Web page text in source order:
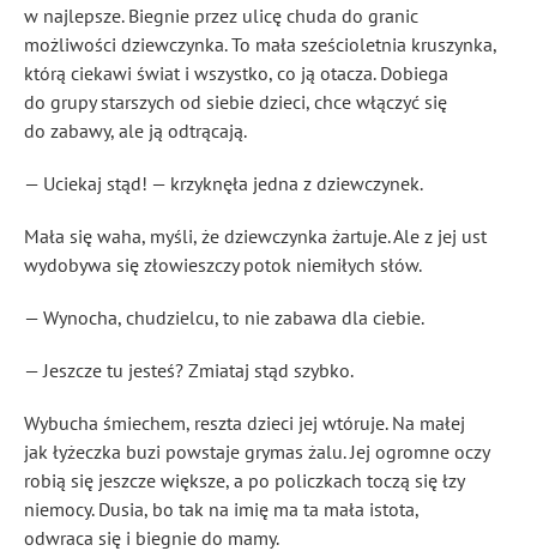
w najlepsze. Biegnie przez ulicę chuda do granic
możliwości dziewczynka. To mała sześcioletnia kruszynka,
którą ciekawi świat i wszystko, co ją otacza. Dobiega
do grupy starszych od siebie dzieci, chce włączyć się
do zabawy, ale ją odtrącają.
— Uciekaj stąd! — krzyknęła jedna z dziewczynek.
Mała się waha, myśli, że dziewczynka żartuje. Ale z jej ust
wydobywa się złowieszczy potok niemiłych słów.
— Wynocha, chudzielcu, to nie zabawa dla ciebie.
— Jeszcze tu jesteś? Zmiataj stąd szybko.
Wybucha śmiechem, reszta dzieci jej wtóruje. Na małej
jak łyżeczka buzi powstaje grymas żalu. Jej ogromne oczy
robią się jeszcze większe, a po policzkach toczą się łzy
niemocy. Dusia, bo tak na imię ma ta mała istota,
odwraca się i biegnie do mamy.